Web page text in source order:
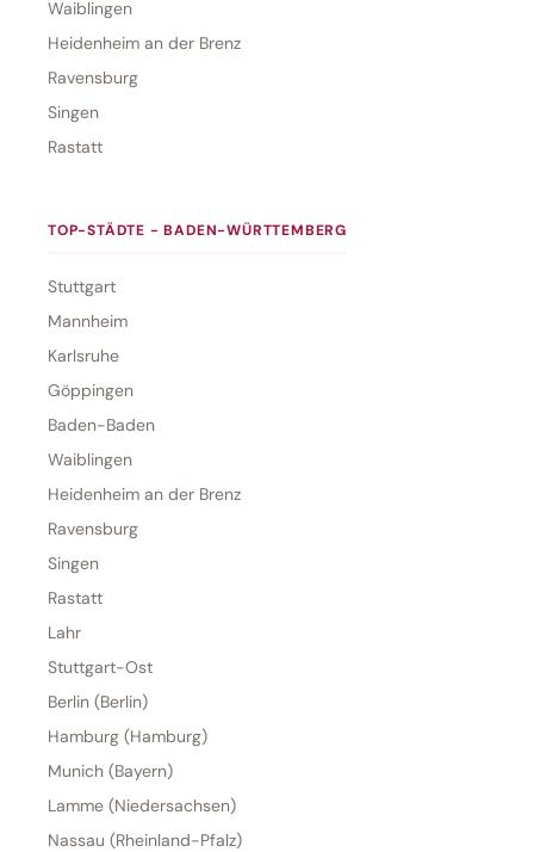
Waiblingen
Heidenheim an der Brenz
Ravensburg
Singen
Rastatt
TOP-STÄDTE - BADEN-WÜRTTEMBERG
Stuttgart
Mannheim
Karlsruhe
Göppingen
Baden-Baden
Waiblingen
Heidenheim an der Brenz
Ravensburg
Singen
Rastatt
Lahr
Stuttgart-Ost
Berlin (Berlin)
Hamburg (Hamburg)
Munich (Bayern)
Lamme (Niedersachsen)
Nassau (Rheinland-Pfalz)